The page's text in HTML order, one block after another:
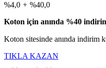
%4,0 + %40,0
Koton için anında %40
Koton sitesinde anında indirim
TIKLA KAZAN